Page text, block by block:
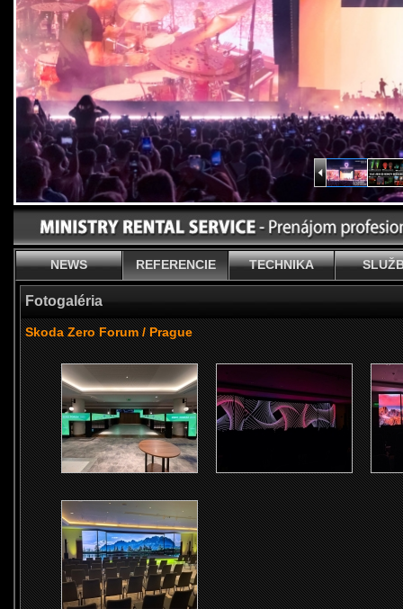
NEWS REFERENCIE TECHNIKA
Fotogaléria
Skoda Zero Forum / Prague